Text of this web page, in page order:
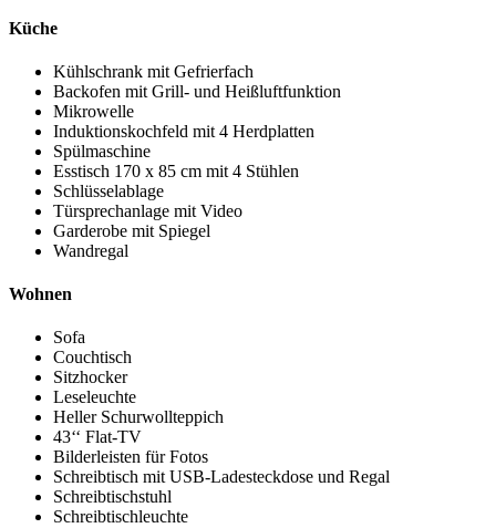
Küche
Kühlschrank mit Gefrierfach
Backofen mit Grill- und Heißluftfunktion
Mikrowelle
Induktionskochfeld mit 4 Herdplatten
Spülmaschine
Esstisch 170 x 85 cm mit 4 Stühlen
Schlüsselablage
Türsprechanlage mit Video
Garderobe mit Spiegel
Wandregal
Wohnen
Sofa
Couchtisch
Sitzhocker
Leseleuchte
Heller Schurwollteppich
43‘‘ Flat-TV
Bilderleisten für Fotos
Schreibtisch mit USB-Ladesteckdose und Regal
Schreibtischstuhl
Schreibtischleuchte